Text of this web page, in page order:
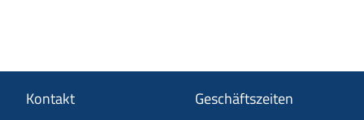
Kontakt Geschäftszeiten